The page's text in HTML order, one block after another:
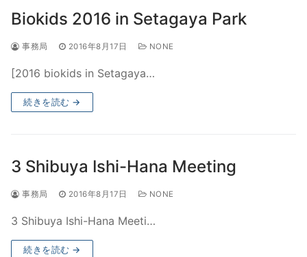
Biokids 2016 in Setagaya Park
事務局 2016年8月17日 NONE
[2016 biokids in Setagaya…
続きを読む →
3 Shibuya Ishi-Hana Meeting
事務局 2016年8月17日 NONE
3 Shibuya Ishi-Hana Meeti…
続きを読む →